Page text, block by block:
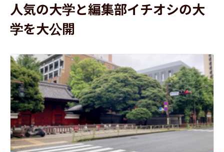
人気の大学と編集部イチオシの大
学を大公開